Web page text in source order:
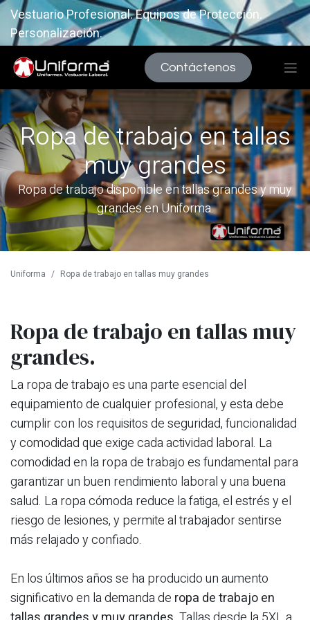
Vestuario Profesional. Equipos de Protección.
Personalización.
Contáctenos
Ropa de trabajo en tallas
muy grandes
Ropa de trabajo disponible en tallas grandes y muy
grandes en Uniforma.
Uniforma Ropa de trabajo en tallas muy grandes
Ropa de trabajo en tallas muy
grandes.
La ropa de trabajo es una parte esencial del
equipamiento de cualquier profesional, y esta debe
cumplir con los requisitos de seguridad, funcionalidad
y comodidad que exige cada actividad laboral. La
comodidad en la ropa de trabajo es fundamental para
garantizar un buen rendimiento laboral y una buena
salud. La ropa cómoda reduce la fatiga, el estrés y el
riesgo de lesiones, y permite al trabajador sentirse
más relajado y confiado.
En los últimos años se ha producido un aumento
significativo en la demanda de ropa de trabajo en